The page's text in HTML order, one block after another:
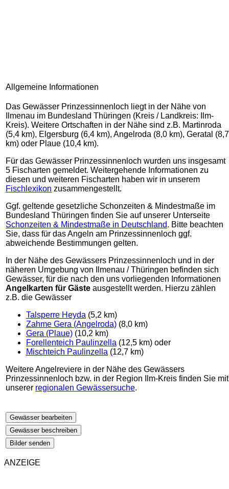
Allgemeine Informationen
Das Gewässer Prinzessinnenloch liegt in der Nähe von
Ilmenau im Bundesland Thüringen (Kreis / Landkreis: Ilm-
Kreis). Weitere Ortschaften in der Nähe sind z.B. Martinroda
(5,4 km), Elgersburg (6,4 km), Angelroda (8,0 km), Geratal (8,7
km) oder Plaue (10,4 km).
Für das Gewässer Prinzessinnenloch wurden uns insgesamt
5 Fischarten gemeldet. Weitergehende Informationen zu
diesen und weiteren Fischarten haben wir in unserem
Fischlexikon zusammengestellt.
Ggf. geltende gesetzliche Schonzeiten & Mindestmaße im
Bundesland Thüringen finden Sie auf unserer Unterseite
Schonzeiten & Mindestmaße in Deutschland. Bitte beachten
Sie, dass für das Angeln am Prinzessinnenloch ggf.
abweichende Bestimmungen gelten.
In der Nähe des Gewässers Prinzessinnenloch und in der
näheren Umgebung von Ilmenau / Thüringen befinden sich
Gewässer, für die nach den uns vorliegenden Informationen
Angelkarten für Gäste ausgestellt werden. Hierzu zählen
z.B. die Gewässer
Talsperre Heyda (5,2 km)
Zahme Gera (Angelroda) (8,0 km)
Gera (Plaue) (10,2 km)
Forellenteich Paulinzella (12,5 km) oder
Mischteich Paulinzella (12,7 km)
Weitere Angelreviere in der Nähe des Gewässers
Prinzessinnenloch bzw. in der Region Ilm-Kreis finden Sie mit
unserer regionalen Gewässersuche.
Gewässer bearbeiten
Gewässer beschreiben
Bilder senden
ANZEIGE